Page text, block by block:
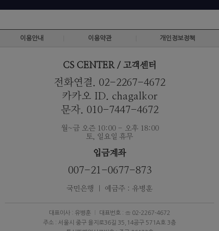
이용안내 이용약관 개인정보정책
CS CENTER / 고객센터
전화연결. 02-2267-4672
카카오 ID. chagalkor
문자. 010-7447-4672
월~금 오즌 10:00 - 오후 18:00
토, 일요일 휴무
입금계좌
007-21-0677-873
국민은행 ｜ 예금주 : 유병훈
대표이사 : 유병훈
대표번호 : ☏ 02-2267-4672
주소 : 서울시 중구 을지로36길 35,14공구 571A호 3층